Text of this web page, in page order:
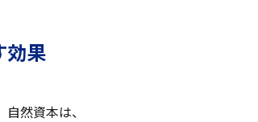
効果
然資本は、